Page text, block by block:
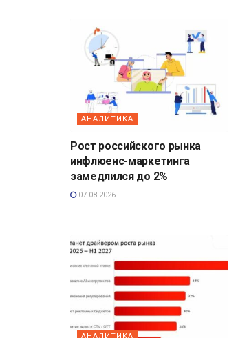
АНАЛИТИКА
Рост российского рынка
инфлюенс-маркетинга
замедлился до 2%
07.08.2026
АНАЛИТИКА